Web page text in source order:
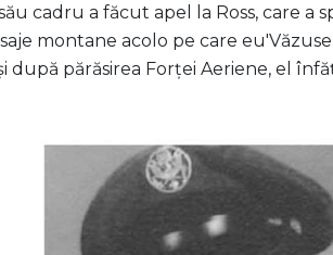
cadru a făcut apel la Ross, care a
montane acolo pe care
după părăsirea Forței Aeriene, el